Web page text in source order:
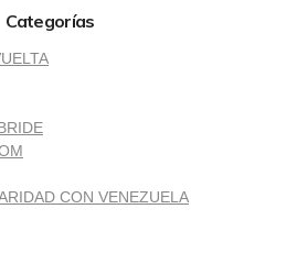
Categorías
CON VENEZUELA